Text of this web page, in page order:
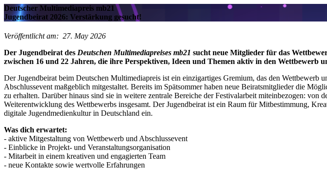
Deutscher Multimediapreis mb21
Jugendbeirat 2026: Verstärkung gesucht!
Veröffentlicht am: 27. May 2026
Der Jugendbeirat des Deutschen Multimediapreises mb21 sucht neue Mitglieder für das
zwischen 16 und 22 Jahren, die ihre Perspektiven, Ideen und Themen aktiv in den Wettbewerb
Der Jugendbeirat beim Deutschen Multimediapreis ist ein einzigartiges Gremium, das den Wettbewerb
Abschlussevent maßgeblich mitgestaltet. Bereits im Spätsommer haben neue Beiratsmitglieder die
zu erhalten. Darüber hinaus sind sie in weitere zentrale Bereiche der Festivalarbeit miteinbezogen:
Weiterentwicklung des Wettbewerbs insgesamt. Der Jugendbeirat ist ein Raum für Mitbestimmung,
digitale Jugendmedienkultur in Deutschland ein.
Was dich erwartet:
- aktive Mitgestaltung von Wettbewerb und Abschlussevent
- Einblicke in Projekt- und Veranstaltungsorganisation
- Mitarbeit in einem kreativen und engagierten Team
- neue Kontakte sowie wertvolle Erfahrungen